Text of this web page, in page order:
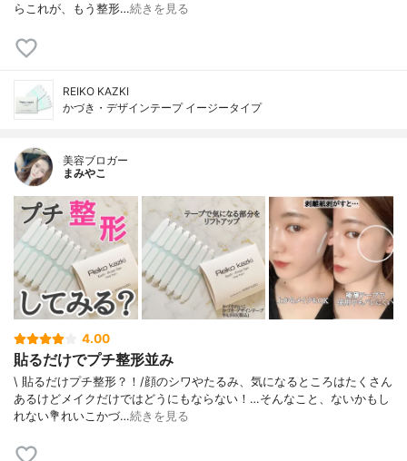
ら⁣これが、もう整形…続きを見る
REIKO KAZKI
かづき・デザインテープ イージータイプ
美容ブロガー
まみやこ
4.00
貼るだけでプチ整形並み
\ 貼るだけプチ整形？！/⁡⁡顔のシワやたるみ、気になるところはたくさん
あるけどメイクだけではどうにもならない！⁡…そんなこと、ないかもし
れない⁡⁡💐れいこかづ…続きを見る